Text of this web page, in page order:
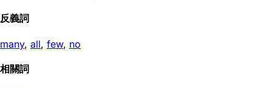
反義詞
many, all, few, no
相關詞